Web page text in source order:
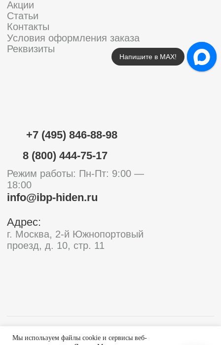
Мы используем файлы cookie и сервисы веб-
Напишите в МАХ!